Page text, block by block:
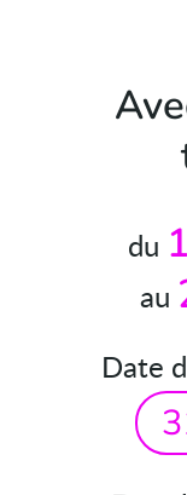
du
au
Date